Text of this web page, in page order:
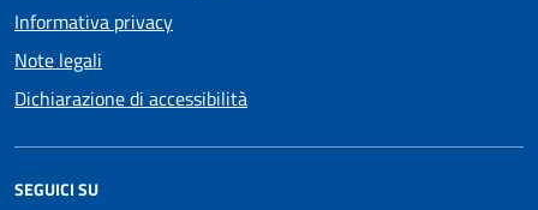
Informativa privacy
Note legali
Dichiarazione di accessibilità
SEGUICI SU